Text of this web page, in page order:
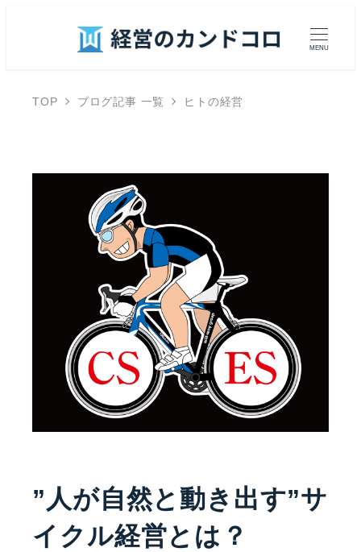
MENU
TOP ブログ記事 一覧 ヒトの経営
”人が自然と動き出す”サ
イクル経営とは？